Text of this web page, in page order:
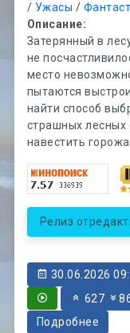
/ Ужасы /
Описание:
Затерянный в
не
место
пытаются
найти способ
страшных лесных
навестить
Релиз
30.06.2026
627
Подробнее